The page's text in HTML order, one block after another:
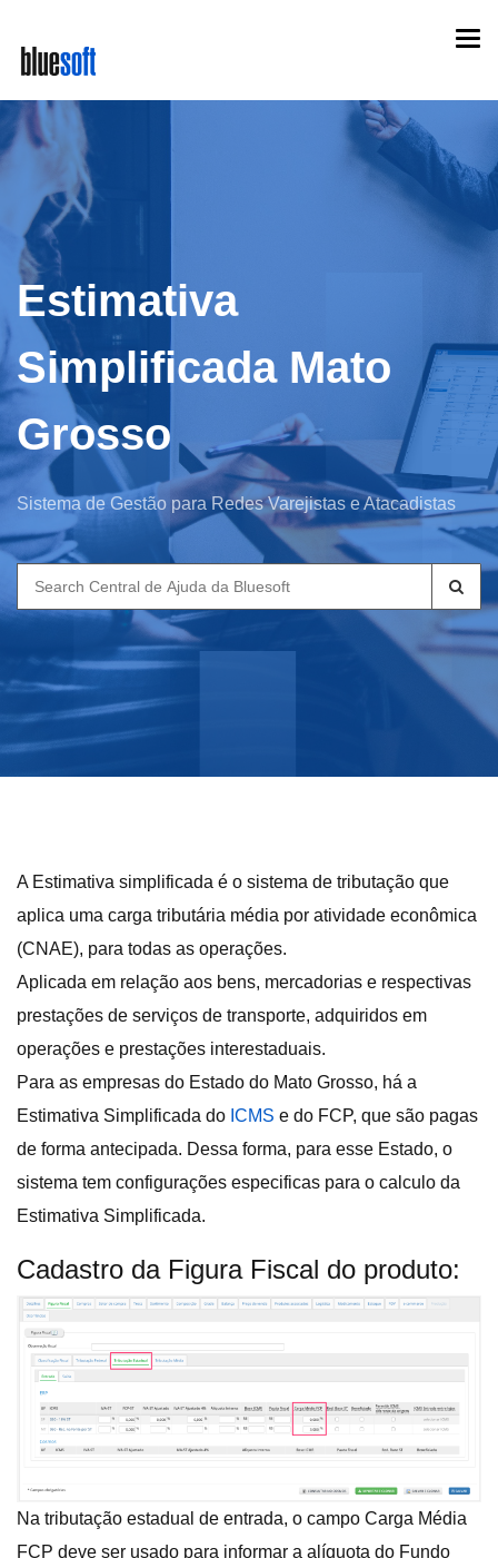
main
content
Estimativa
Simplificada Mato
Grosso
Sistema de Gestão para Redes Varejistas e Atacadistas
Search
for:
A Estimativa simplificada é o sistema de tributação que
aplica uma carga tributária média por atividade econômica
(CNAE), para todas as operações.
Aplicada em relação aos bens, mercadorias e respectivas
prestações de serviços de transporte, adquiridos em
operações e prestações interestaduais.
Para as empresas do Estado do Mato Grosso, há a
Estimativa Simplificada do ICMS e do FCP, que são pagas
de forma antecipada. Dessa forma, para esse Estado, o
sistema tem configurações especificas para o calculo da
Estimativa Simplificada.
Cadastro da Figura Fiscal do produto:
Na tributação estadual de entrada, o campo Carga Média
FCP deve ser usado para informar a alíquota do Fundo